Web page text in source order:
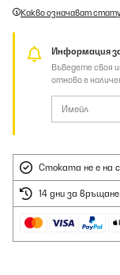
Какво означават
Информация
Въведете своя
отново е
Стоката не е на
14 дни за връщане